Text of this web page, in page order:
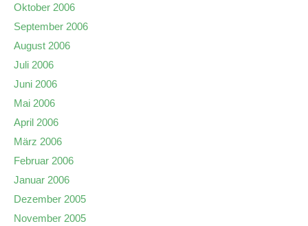
Oktober 2006
September 2006
August 2006
Juli 2006
Juni 2006
Mai 2006
April 2006
März 2006
Februar 2006
Januar 2006
Dezember 2005
November 2005